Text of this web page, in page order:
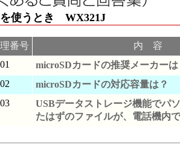
使うとき WX321J
番号
内 容
microSDカードの推奨メーカーは
microSDカードの対応容量は？
USBデータストレージ機能でパ
たはずのファイルが、電話機内